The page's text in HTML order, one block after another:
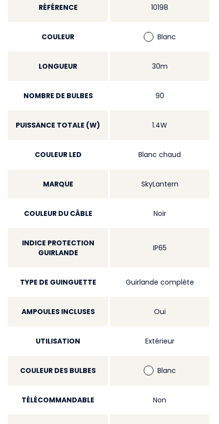
RÉFÉRENCE 10198
COULEUR Blanc
LONGUEUR 30m
NOMBRE DE BULBES 90
PUISSANCE TOTALE (W) 1.4W
COULEUR LED Blanc chaud
MARQUE SkyLantern
COULEUR DU CÂBLE Noir
INDICE PROTECTION
GUIRLANDE
IP65
TYPE DE GUINGUETTE Guirlande complète
AMPOULES INCLUSES Oui
UTILISATION Extérieur
COULEUR DES BULBES Blanc
TÉLÉCOMMANDABLE Non